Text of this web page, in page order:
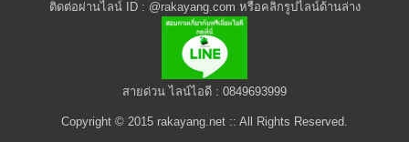
ติดต่อผ่านไลน์ ID : @rakayang.com หรือคลิกรูปไลน์ด้านล่าง
สายด่วน ไลน์ไอดี : 0849693999
Copyright © 2015 rakayang.net :: All Rights Reserved.